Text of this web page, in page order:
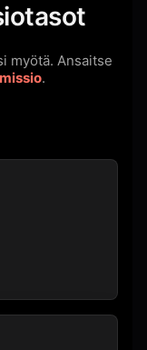
myötä. Ansaitse
.